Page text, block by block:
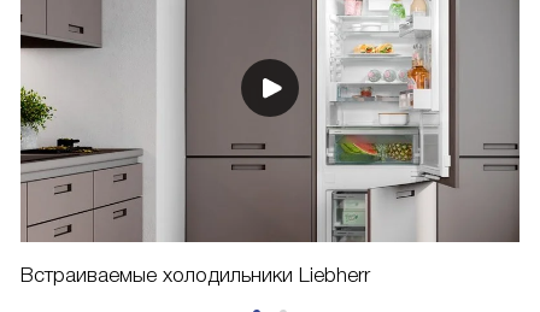
Встраиваемые холодильники Liebherr